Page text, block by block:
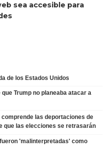
sea accesible para
de los Estados Unidos
Trump no planeaba atacar a
las deportaciones de
que las elecciones se retrasarán
'malinterpretadas' como